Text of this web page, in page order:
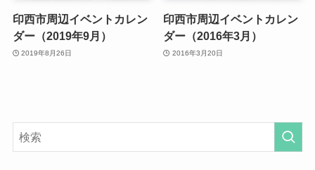
印西市周辺イベントカレン
ダー（2019年9月）
2019年8月26日
印西市周辺イベントカレン
ダー（2016年3月）
2016年3月20日